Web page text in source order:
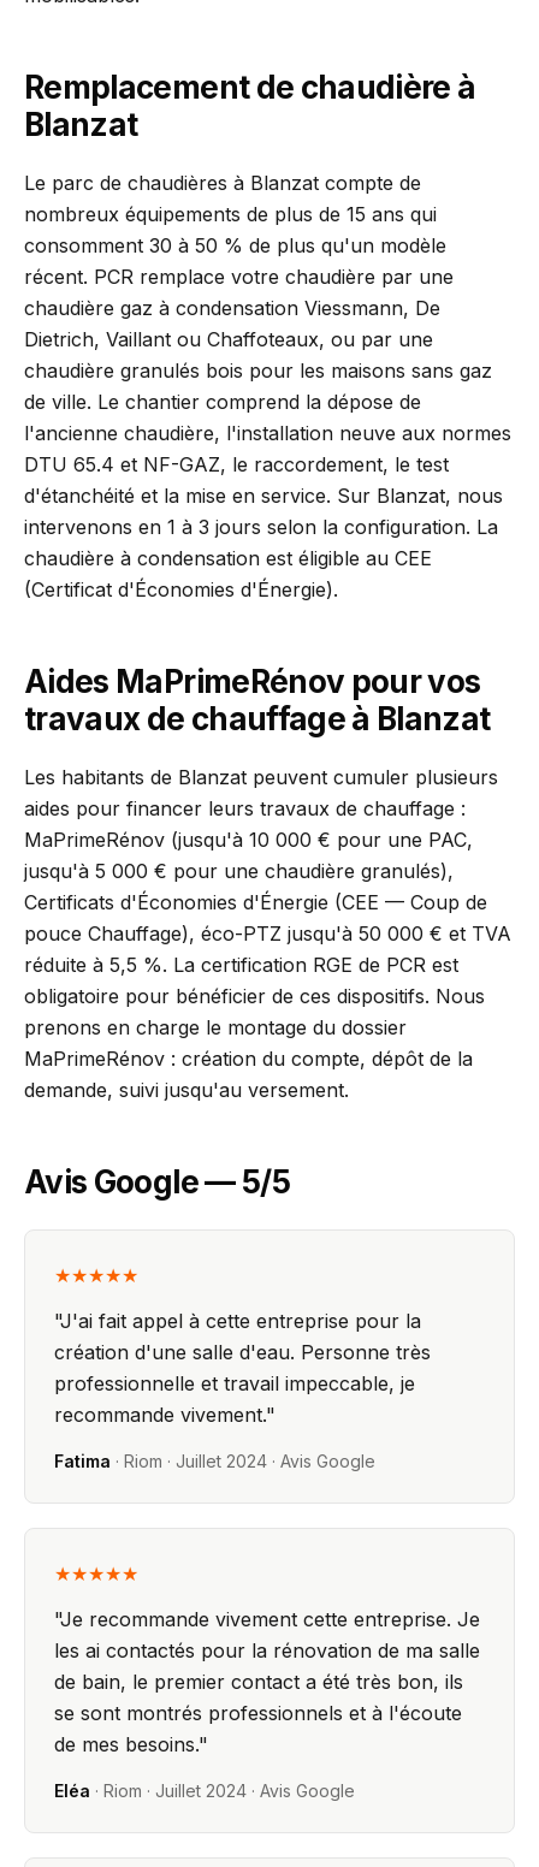
Remplacement de chaudière à
Blanzat
Le parc de chaudières à Blanzat compte de
nombreux équipements de plus de 15 ans qui
consomment 30 à 50 % de plus qu'un modèle
récent. PCR remplace votre chaudière par une
chaudière gaz à condensation Viessmann, De
Dietrich, Vaillant ou Chaffoteaux, ou par une
chaudière granulés bois pour les maisons sans gaz
de ville. Le chantier comprend la dépose de
l'ancienne chaudière, l'installation neuve aux normes
DTU 65.4 et NF-GAZ, le raccordement, le test
d'étanchéité et la mise en service. Sur Blanzat, nous
intervenons en 1 à 3 jours selon la configuration. La
chaudière à condensation est éligible au CEE
(Certificat d'Économies d'Énergie).
Aides MaPrimeRénov pour vos
travaux de chauffage à Blanzat
Les habitants de Blanzat peuvent cumuler plusieurs
aides pour financer leurs travaux de chauffage :
MaPrimeRénov (jusqu'à 10 000 € pour une PAC,
jusqu'à 5 000 € pour une chaudière granulés),
Certificats d'Économies d'Énergie (CEE — Coup de
pouce Chauffage), éco-PTZ jusqu'à 50 000 € et TVA
réduite à 5,5 %. La certification RGE de PCR est
obligatoire pour bénéficier de ces dispositifs. Nous
prenons en charge le montage du dossier
MaPrimeRénov : création du compte, dépôt de la
demande, suivi jusqu'au versement.
Avis Google — 5/5
★★★★★
"J'ai fait appel à cette entreprise pour la
création d'une salle d'eau. Personne très
professionnelle et travail impeccable, je
recommande vivement."
Fatima · Riom · Juillet 2024 · Avis Google
★★★★★
"Je recommande vivement cette entreprise. Je
les ai contactés pour la rénovation de ma salle
de bain, le premier contact a été très bon, ils
se sont montrés professionnels et à l'écoute
de mes besoins."
Eléa · Riom · Juillet 2024 · Avis Google